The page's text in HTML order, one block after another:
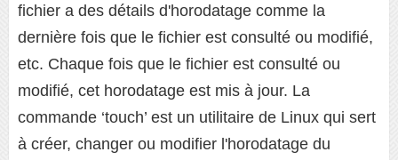
fichier a des détails d'horodatage comme la
dernière fois que le fichier est consulté ou modifié,
etc. Chaque fois que le fichier est consulté ou
modifié, cet horodatage est mis à jour. La
commande ‘touch’ est un utilitaire de Linux qui sert
à créer, changer ou modifier l'horodatage du